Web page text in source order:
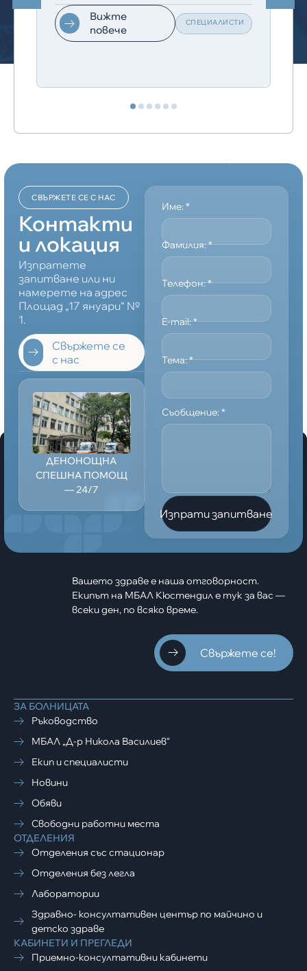
Вижте
повече
СПЕЦИАЛИСТИ
СВЪРЖЕТЕ СЕ С НАС
Контакти
и локация
Изпратете
запитване или ни
намерете на адрес
Площад „17 януари“ №
1.
Свържете се
с нас
ДЕНОНОЩНА
СПЕШНА ПОМОЩ
— 24/7
Име:*
Фамилия:*
Телефон:*
E-mail:*
Тема:*
Съобщение:*
Изпрати запитване
Вашето здраве е наша отговорност.
Екипът на МБАЛ Кюстендил е тук за вас —
всеки ден, по всяко време.
Свържете се!
ЗА БОЛНИЦАТА
Ръководство
МБАЛ „Д-р Никола Василиев“
Екип и специалисти
Новини
Обяви
Свободни работни места
ОТДЕЛЕНИЯ
Отделения със стационар
Отделения без легла
Лаборатории
Здравно- консултативен център по майчино и
детско здраве
КАБИНЕТИ И ПРЕГЛЕДИ
Приемно-консултативни кабинети